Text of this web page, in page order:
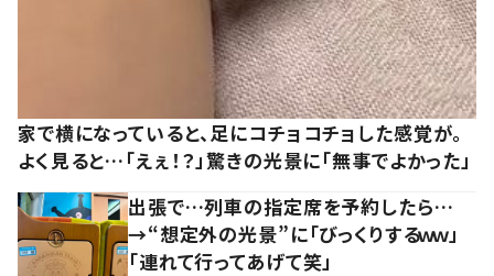
家で横になっていると、足にコチョコチョした感覚が。
よく見ると…「えぇ！？」驚きの光景に「無事でよかった」
出張で…列車の指定席を予約したら…
→“想定外の光景”に「びっくりするｗｗ」
「連れて行ってあげて笑」